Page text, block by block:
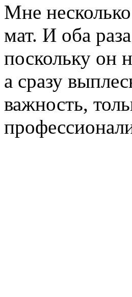
Мне
мат. И оба
поскольку он
а сразу
важность,